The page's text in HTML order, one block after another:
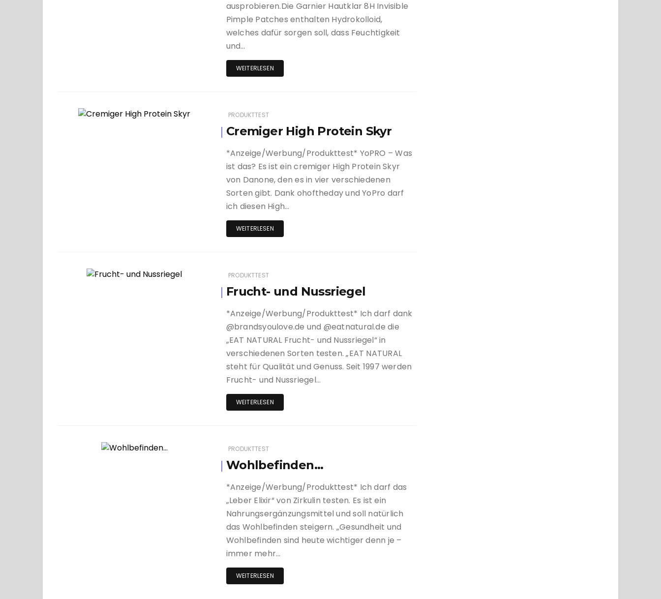
ausprobieren.Die Garnier Hautklar 8H Invisible
Pimple Patches enthalten Hydrokolloid,
welches dafür sorgen soll, dass Feuchtigkeit
und…
WEITERLESEN
PRODUKTTEST
Cremiger High Protein Skyr
*Anzeige/Werbung/Produkttest* YoPRO – Was
ist das? Es ist ein cremiger High Protein Skyr
von Danone, den es in vier verschiedenen
Sorten gibt. Dank ohoftheday und YoPro darf
ich diesen High…
WEITERLESEN
PRODUKTTEST
Frucht- und Nussriegel
*Anzeige/Werbung/Produkttest* Ich darf dank
@brandsyoulove.de und @eatnatural.de die
„EAT NATURAL Frucht- und Nussriegel“ in
verschiedenen Sorten testen. „EAT NATURAL
steht für Qualität und Genuss. Seit 1997 werden
Frucht- und Nussriegel…
WEITERLESEN
PRODUKTTEST
Wohlbefinden…
*Anzeige/Werbung/Produkttest* Ich darf das
„Leber Elixir“ von Zirkulin testen. Es ist ein
Nahrungsergänzungsmittel und soll natürlich
das Wohlbefinden steigern. „Gesundheit und
Wohlbefinden sind heute wichtiger denn je –
immer mehr…
WEITERLESEN